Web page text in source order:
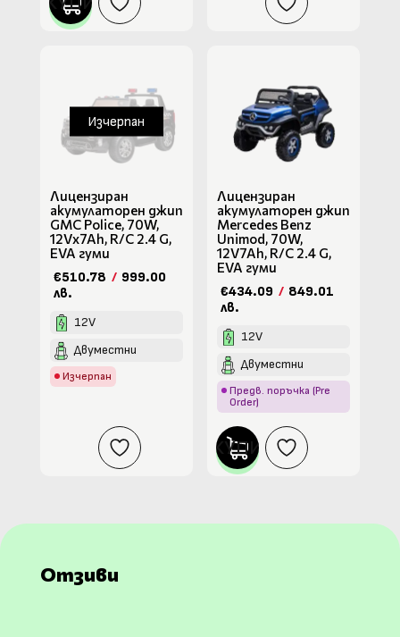
Изчерпан
Лицензиран
акумулаторен джип
GMC Police, 70W,
12Vx7Ah, R/C 2.4 G,
EVA гуми
€510.78 / 999.00
лв.
12V
Двуместни
Изчерпан
Лицензиран
акумулаторен джип
Mercedes Benz
Unimod, 70W,
12V7Ah, R/C 2.4 G,
EVA гуми
€434.09 / 849.01
лв.
12V
Двуместни
Предв. поръчка (Pre
Order)
КУПИ
Отзиви